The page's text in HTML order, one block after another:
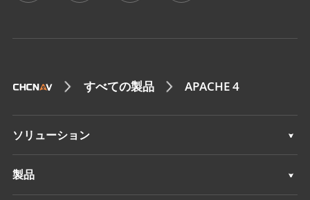
すべての製品 APACHE 4
ソリューション
測量 & エンジニアリング
製品